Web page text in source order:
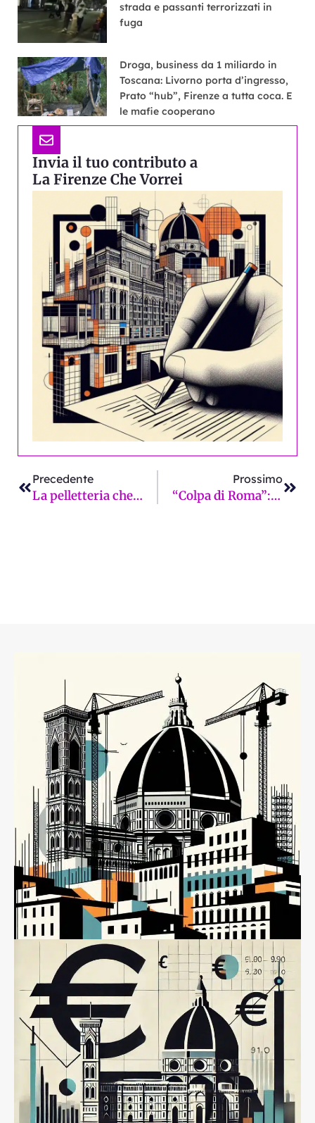
strada e passanti terrorizzati in
fuga
Droga, business da 1 miliardo in
Toscana: Livorno porta d’ingresso,
Prato “hub”, Firenze a tutta coca. E
le mafie cooperano
Invia il tuo contributo a
La Firenze Che Vorrei
Precedente
La pelletteria che non si arrende: il caso di Sapaf. La ricetta? «Il vero lusso»
Prossimo
“Colpa di Roma”: Firenze nel caos, ma Giorgio cerca ancora alibi